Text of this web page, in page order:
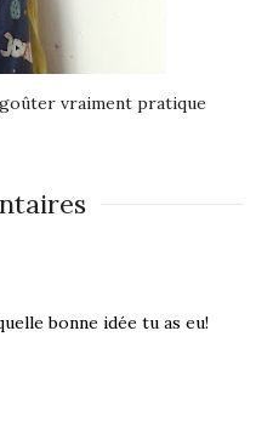
vraiment pratique
bonne idée tu as eu!